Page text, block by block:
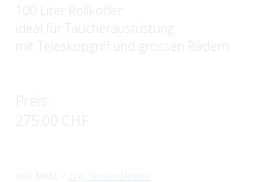
100 Liter Rollkoffer
ideal für Taucherausrüstung
mit Teleskopgriff und grossen Rädern
Preis:
275.00 CHF
zzgl. Versandkosten